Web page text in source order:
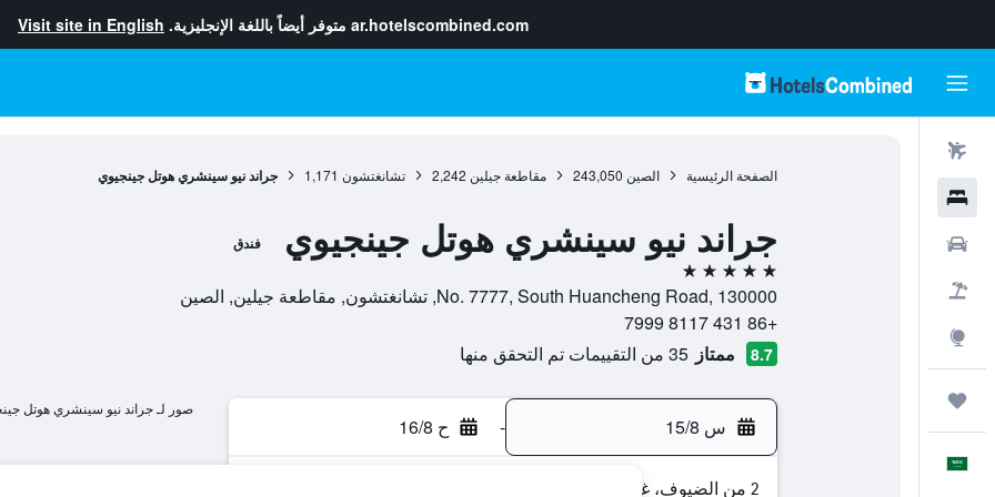
ar.hotelscombined.com متوفر أيضاً باللغة الإنجليزية. Visit site in English
الصفحة الرئيسية الصين 243,050 مقاطعة جيلين 2,242 تشانغتشون 1,171 جراند نيو سينشري هوتل جينجيوي
جراند نيو سينشري هوتل جينجيوي فندق
5 نجوم
No. 7777, South Huancheng Road, 130000, تشانغتشون, مقاطعة جيلين, الصين
+86 431 8117 7999
8.7 ممتاز 35 من التقييمات تم التحقق منها
س 15/8 - ح 16/8
2 من الضيوف، غرفة واحدة
صور لـ جراند نيو سينشري هوتل